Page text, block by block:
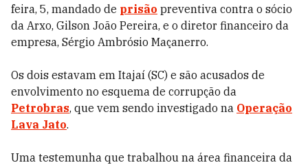
feira, 5, mandado de prisão preventiva contra o sócio
da Arxo, Gilson João Pereira, e o diretor financeiro da
empresa, Sérgio Ambrósio Maçanerro.
Os dois estavam em Itajaí (SC) e são acusados de
envolvimento no esquema de corrupção da
Petrobras, que vem sendo investigado na Operação
Lava Jato.
Uma testemunha que trabalhou na área financeira da